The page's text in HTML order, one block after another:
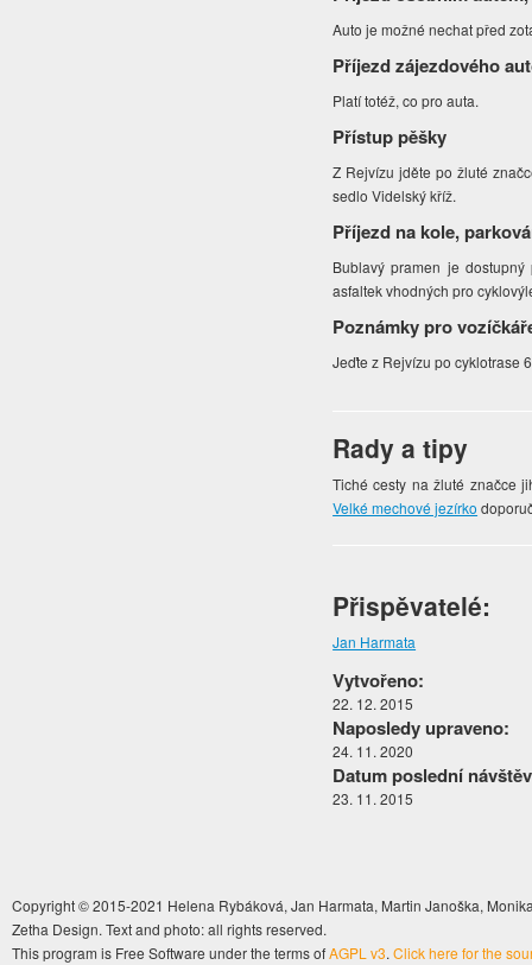
Auto je možné nechat před
Příjezd zájezdového
Platí totéž, co pro auta.
Přístup pěšky
Z Rejvízu jděte po žluté
sedlo Videlský kříž.
Příjezd na kole,
Bublavý pramen je
asfaltek vhodných pro
Poznámky pro
Jeďte z Rejvízu po cyklotrase
Rady a tipy
Tiché cesty na žluté značce
Velké mechové jezírko
Přispěvatelé:
Jan Harmata
Vytvořeno:
22. 12. 2015
Naposledy upraveno:
24. 11. 2020
Datum poslední
23. 11. 2015
Copyright © 2015-2021 Helena Rybáková, Jan Harmata, Martin Janoška,
Zetha Design. Text and photo: all rights reserved.
This program is Free Software under the terms ofAGPL v3. Click here for the